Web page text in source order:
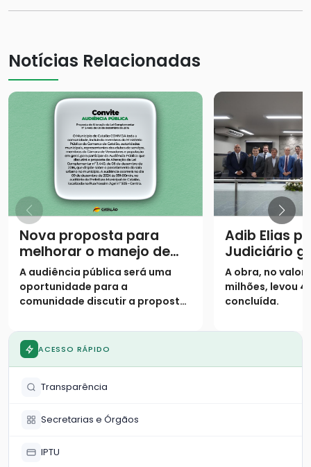
Notícias Relacionadas
Nova proposta para
melhorar o manejo de
loteamentos fechados
em Catalão será
discutida em audiência
A audiência pública será uma
oportunidade para a
comunidade discutir a proposta
Complementar nº 3.440, de 8 de
dezembro de 2016, que trata do
parcelamento do solo urbano no
Adib Elias
Judiciário
de Catalão
A obra, no valor
milhões, levou 4
concluída.
ACESSO RÁPIDO
Transparência
Secretarias e Órgãos
IPTU